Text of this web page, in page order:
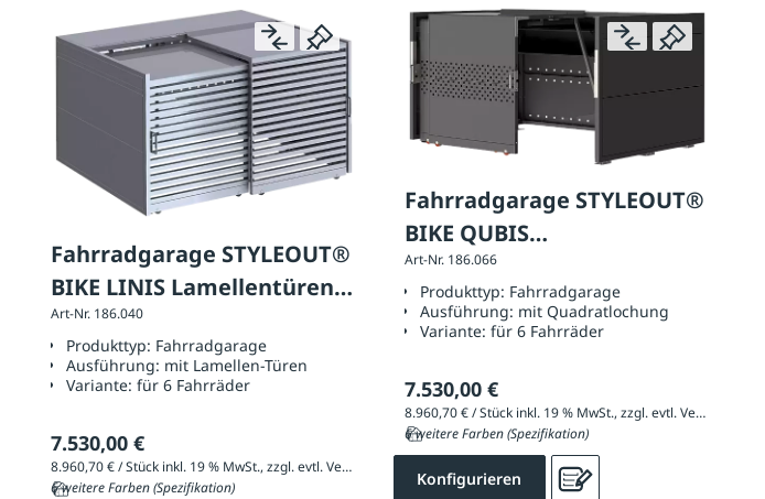
Fahrradgarage STYLEOUT®
BIKE LINIS Lamellentüren
aus Aluminium
Art-Nr. 186.040
Produkttyp: Fahrradgarage
Ausführung: mit Lamellen-Türen
Variante:für 6 Fahrräder
7.530,00 €
8.960,70 € / Stück inkl. 19 % MwSt., zzgl. evtl. Versandkosten
6 weitere Farben (Spezifikation)
Fahrradgarage STYLEOUT®
BIKE QUBIS
Aluminiumblech-Türen mit
Quadratlochung
Art-Nr. 186.066
Produkttyp: Fahrradgarage
Ausführung: mit Quadratlochung
Variante: für 6 Fahrräder
7.530,00 €
8.960,70 € / Stück inkl. 19 % MwSt., zzgl. evtl. Versandkosten
6 weitere Farben (Spezifikation)
Konfigurieren